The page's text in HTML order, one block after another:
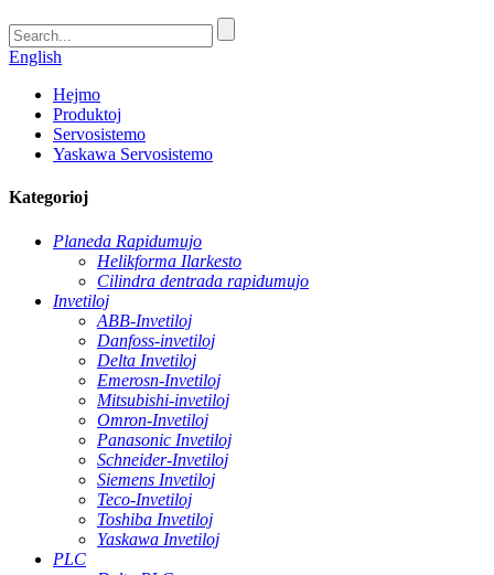
English
Hejmo
Produktoj
Servosistemo
Yaskawa Servosistemo
Kategorioj
Planeda Rapidumujo
Helikforma Ilarkesto
Cilindra dentrada rapidumujo
Invetiloj
ABB-Invetiloj
Danfoss-invetiloj
Delta Invetiloj
Emerosn-Invetiloj
Mitsubishi-invetiloj
Omron-Invetiloj
Panasonic Invetiloj
Schneider-Invetiloj
Siemens Invetiloj
Teco-Invetiloj
Toshiba Invetiloj
Yaskawa Invetiloj
PLC